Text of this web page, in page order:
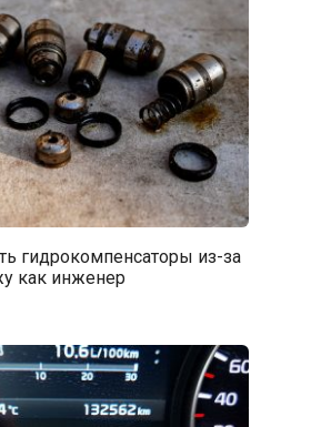
гидрокомпенсаторы из-за
как инженер